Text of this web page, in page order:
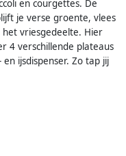
en courgettes. De
je verse groente, vlees
vriesgedeelte. Hier
4 verschillende plateaus
ijsdispenser. Zo tap jij